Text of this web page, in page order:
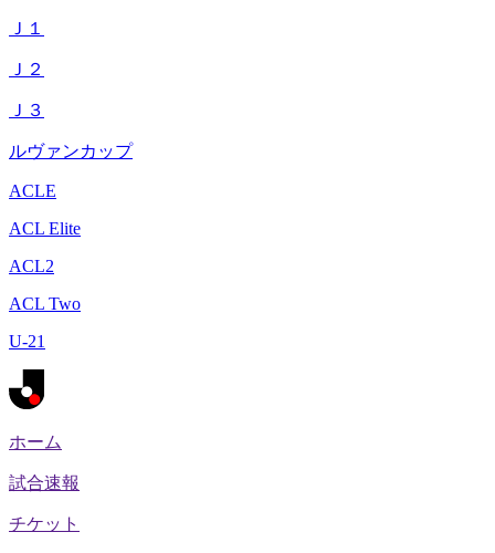
Ｊ１
Ｊ２
Ｊ３
ルヴァンカップ
ACLE
ACL Elite
ACL2
ACL Two
U-21
ホーム
試合速報
チケット